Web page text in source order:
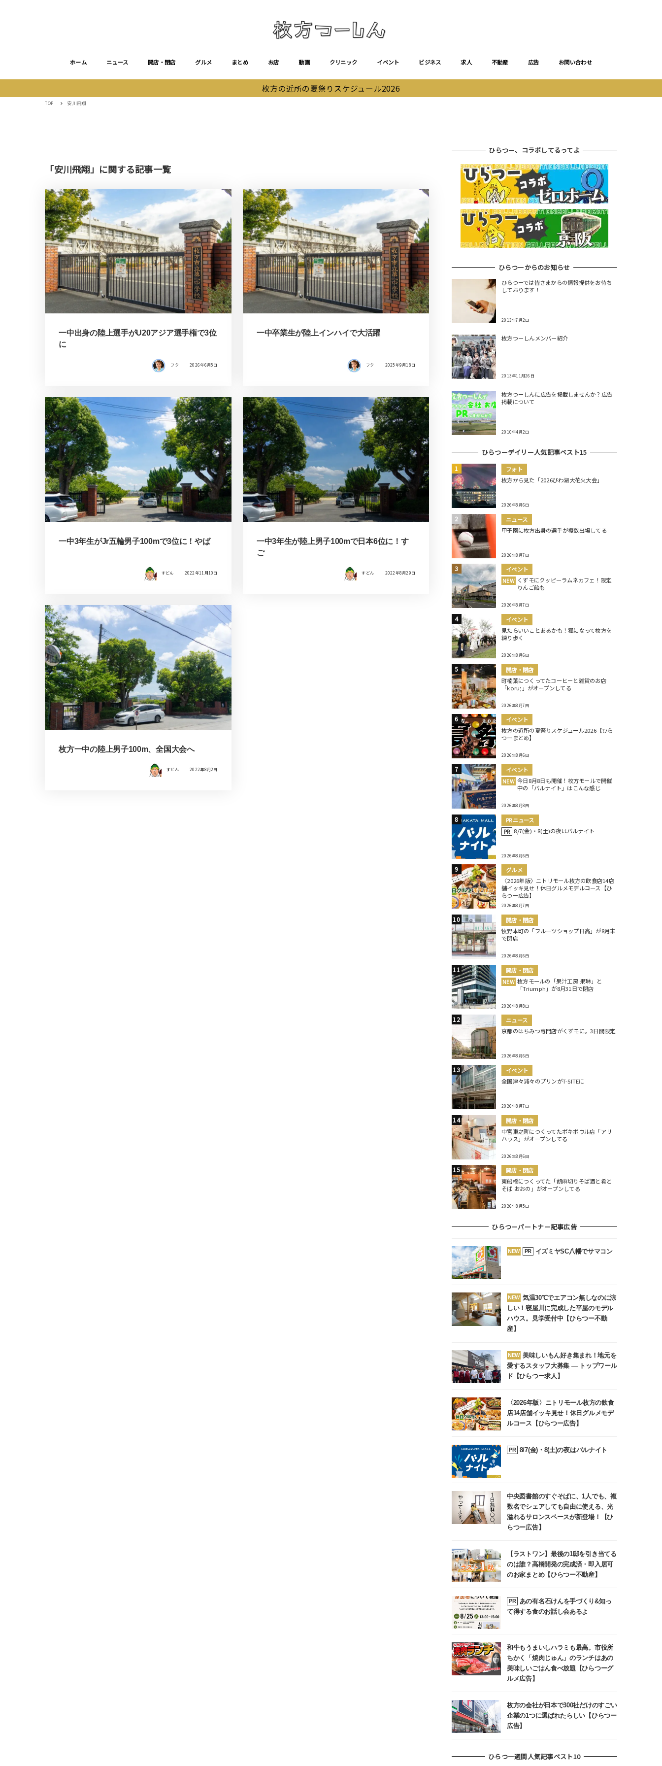
ホーム ニュース 開店・閉店 グルメ まとめ お店 動画 クリニック イベント ビジネス 求人 不動産 広告 お問い合わせ
枚方の近所の夏祭りスケジュール2026
TOP 安川飛翔
「安川飛翔」に関する記事一覧
一中出身の陸上選手がU20アジア選手権で3位
に
フク 2026年6月5日
一中卒業生が陸上インハイで大活躍
フク 2025年9月18日
一中3年生がJr五輪男子100mで3位に！やば
すどん 2022年11月10日
一中3年生が陸上男子100mで日本6位に！す
ご
すどん 2022年8月29日
枚方一中の陸上男子100m、全国大会へ
すどん 2022年8月2日
ひらつー、コラボしてるってよ
ひらつーからのお知らせ
ひらつーでは皆さまからの情報提供をお待ち
しております！
2013年7月2日
枚方つーしんメンバー紹介
2013年11月26日
枚方つーしんに広告を掲載しませんか？広告
掲載について
2010年4月2日
ひらつーデイリー人気記事ベスト15
フォト
枚方から見た「2026びわ湖大花火大会」
2026年8月6日
ニュース
甲子園に枚方出身の選手が複数出場してる
2026年8月7日
イベント
NEW くずモにクッピーラムネカフェ！限定
りんご飴も
2026年8月7日
イベント
見たらいいことあるかも！狐になって枚方を
練り歩く
2026年8月6日
開店・閉店
町楠葉につくってたコーヒーと雑貨のお店
「koru;」がオープンしてる
2026年8月7日
イベント
枚方の近所の夏祭りスケジュール2026【ひら
つーまとめ】
2026年8月6日
イベント
NEW 今日8月8日も開催！枚方モールで開催
中の「バルナイト」はこんな感じ
2026年8月8日
PRニュース
PR 8/7(金)・8(土)の夜はバルナイト
2026年8月6日
グルメ
〈2026年版〉ニトリモール枚方の飲食店14店
舗イッキ見せ！休日グルメモデルコース【ひ
らつー広告】
2026年8月7日
開店・閉店
牧野本町の「フルーツショップ日高」が8月末
で閉店
2026年8月6日
開店・閉店
NEW 枚方モールの「果汁工房 果琳」と
「Triumph」が8月31日で閉店
2026年8月8日
ニュース
京都のはちみつ専門店がくずモに。3日間限定
2026年8月6日
イベント
全国津々浦々のプリンがT-SITEに
2026年8月7日
開店・閉店
中宮東之町につくってたポキボウル店「アリ
ハウス」がオープンしてる
2026年8月6日
開店・閉店
東船橋につくってた「胡麻切りそば酒と肴と
そば おおの」がオープンしてる
2026年8月5日
ひらつーパートナー記事広告
NEW PR イズミヤSC八幡でサマコン
NEW 気温30℃でエアコン無しなのに涼
しい！寝屋川に完成した平屋のモデル
ハウス。見学受付中【ひらつー不動
産】
NEW 美味しいもん好き集まれ！地元を
愛するスタッフ大募集 ― トップワール
ド【ひらつー求人】
〈2026年版〉ニトリモール枚方の飲食
店14店舗イッキ見せ！休日グルメモデ
ルコース【ひらつー広告】
PR 8/7(金)・8(土)の夜はバルナイト
中央図書館のすぐそばに、1人でも、複
数名でシェアしても自由に使える、光
溢れるサロンスペースが新登場！【ひ
らつー広告】
【ラストワン】最後の1邸を引き当てる
のは誰？高橋開発の完成済・即入居可
のお家まとめ【ひらつー不動産】
PR
あの有名石けんを手づくり&知っ
て得する食のお話し会あるよ
和牛もうまいしハラミも最高。市役所
ちかく「焼肉じゅん」のランチはあの
美味しいごはん食べ放題【ひらつーグ
ルメ広告】
枚方の会社が日本で300社だけのすごい
企業の1つに選ばれたらしい【ひらつー
広告】
ひらつー週間人気記事ベスト10